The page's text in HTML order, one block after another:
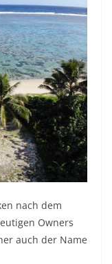
nach dem
Owners
auch der Name